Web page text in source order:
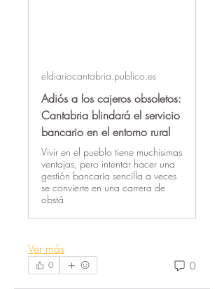
eldiariocantabria.publico.es
Adiós a los cajeros obsoletos:
Cantabria blindará el servicio
bancario en el entorno rural
Vivir en el pueblo tiene muchísimas
ventajas, pero intentar hacer una
gestión bancaria sencilla a veces
se convierte en una carrera de
obstá
Ver más
0 0